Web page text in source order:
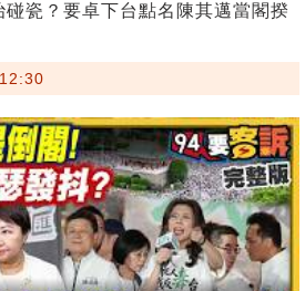
瓷？要卓下台點名陳其邁當閣揆